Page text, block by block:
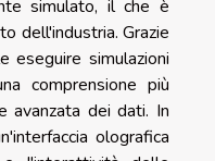
simulato, il che è
dell'industria. Grazie
simulazioni
comprensione più
avanzata dei dati. In
olografica